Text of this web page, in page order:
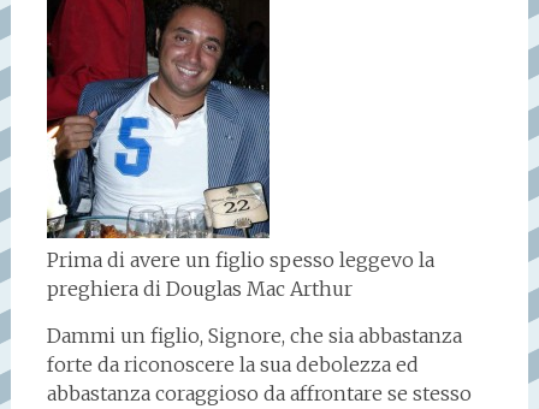
Prima di avere un figlio spesso leggevo la
preghiera di Douglas Mac Arthur
Dammi un figlio, Signore, che sia abbastanza
forte da riconoscere la sua debolezza ed
abbastanza coraggioso da affrontare se stesso